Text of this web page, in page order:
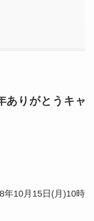
ありがとうキャ
年10月15日(月)10時